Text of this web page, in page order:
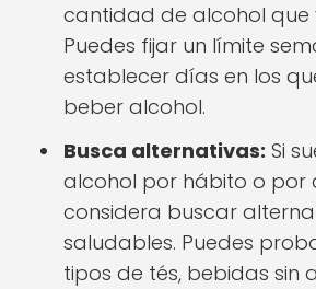
cantidad de alcohol que
Puedes fijar un límite
establecer días en los
beber alcohol.
Busca alternativas: Si
alcohol por hábito o por
considera buscar
saludables. Puedes
tipos de tés, bebidas sin